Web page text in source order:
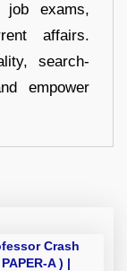
job exams,
affairs.
search-
empower
Crash
A ) |